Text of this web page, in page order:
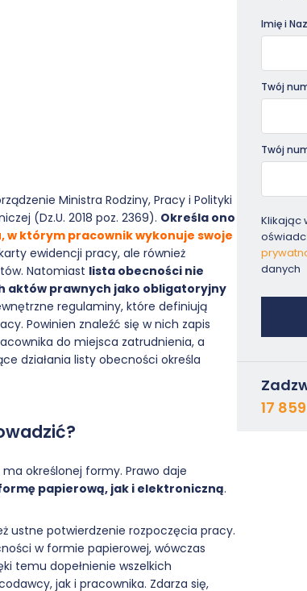
Ministra Rodziny, Pracy i Polityki
(Dz.U. 2018 poz. 2369). Określa ono
w którym pracownik wykonuje swoje
ewidencji pracy, ale również
Natomiast lista obecności nie
aktów prawnych jako obligatoryjny
regulaminy, które definiują
Powinien znaleźć się w nich zapis
do miejsca zatrudnienia, a
działania listy obecności określa
określonej formy. Prawo daje
papierową, jak i elektroniczną.
ustne potwierdzenie rozpoczęcia pracy.
w formie papierowej, wówczas
temu dopełnienie wszelkich
jak i pracownika. Zdarza się,
Imię i
Twój
Twój
Klikając
danych
17